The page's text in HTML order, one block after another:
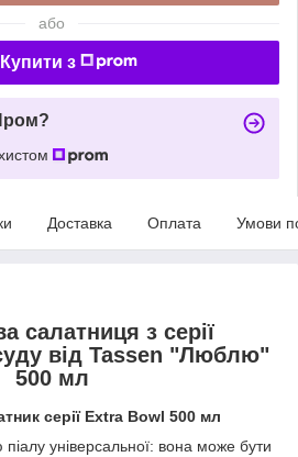
або
Купити з
Доставка Оплата Умови
салатниця з серії
від Tassen "Люблю"
500 мл
серії Extra Bowl 500 мл
піалу універсальної: вона може бути